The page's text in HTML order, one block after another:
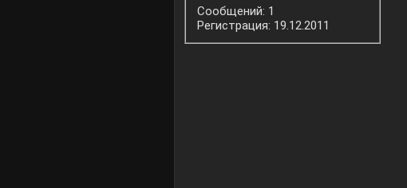
Сообщений: 1
Регистрация: 19.12.2011